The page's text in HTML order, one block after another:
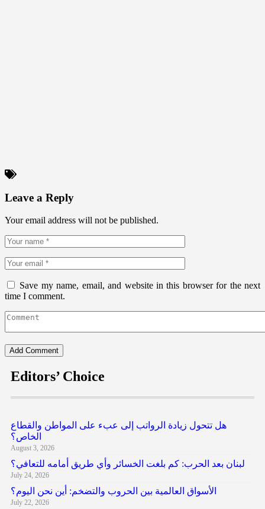
Leave a Reply
Your email address will not be published.
Save my name, email, and website in this browser for the next
time I comment.
Editors’ Choice
هل تتحول زيادة الرواتب إلى عبء على المواطن والقطاع
الخاص؟
August 3, 2026
لبنان بعد الحرب: كم بلغت الخسائر وأي طريق أمامه للتعافي؟
July 24, 2026
الأسواق العالمية بين الحروب والتضخم: أين نحن اليوم؟
July 22, 2026